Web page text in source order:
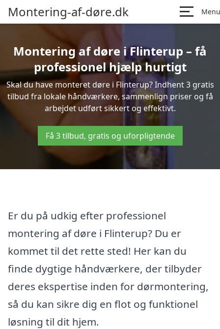
Montering-af-døre.dk Menu
Montering af døre i Flinterup – få
professionel hjælp hurtigt
Skal du have monteret døre i Flinterup? Indhent 3 gratis
tilbud fra lokale håndværkere, sammenlign priser og få
arbejdet udført sikkert og effektivt.
Få 3 tilbud, gratis og uforpligtende
Er du på udkig efter professionel
montering af døre i Flinterup? Du er
kommet til det rette sted! Her kan du
finde dygtige håndværkere, der tilbyder
deres ekspertise inden for dørmontering,
så du kan sikre dig en flot og funktionel
løsning til dit hjem.